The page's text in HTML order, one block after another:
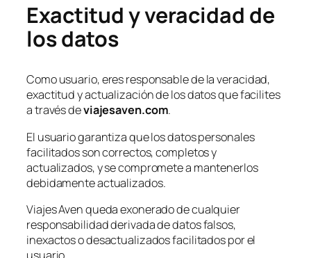
Exactitud y veracidad de
los datos
Como usuario, eres responsable de la veracidad,
exactitud y actualización de los datos que facilites
a través deviajesaven.com.
El usuario garantiza que los datos personales
facilitados son correctos, completos y
actualizados, y se compromete a mantenerlos
debidamente actualizados.
Viajes Aven queda exonerado de cualquier
responsabilidad derivada de datos falsos,
inexactos o desactualizados facilitados por el